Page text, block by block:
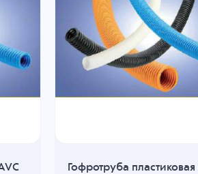
Гофротруба пластиковая